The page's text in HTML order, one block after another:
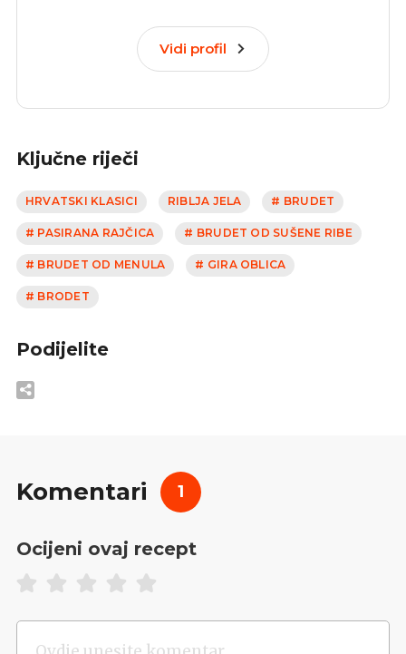
Vidi profil
Ključne riječi
HRVATSKI KLASICI RIBLJA JELA # BRUDET
# PASIRANA RAJČICA # BRUDET OD SUŠENE RIBE
# BRUDET OD MENULA # GIRA OBLICA
# BRODET
Podijelite
Komentari 1
Ocijeni ovaj recept